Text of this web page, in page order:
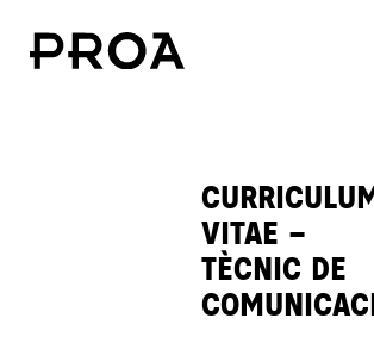
VITAE –
TÈCNIC DE